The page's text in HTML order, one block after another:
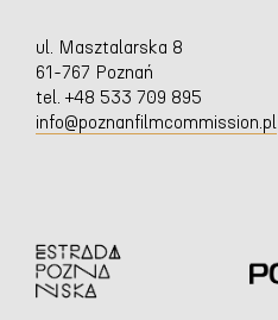
ul. Masztalarska 8
61-767 Poznań
tel. +48 533 709 895
info@poznanfilmcommission.pl